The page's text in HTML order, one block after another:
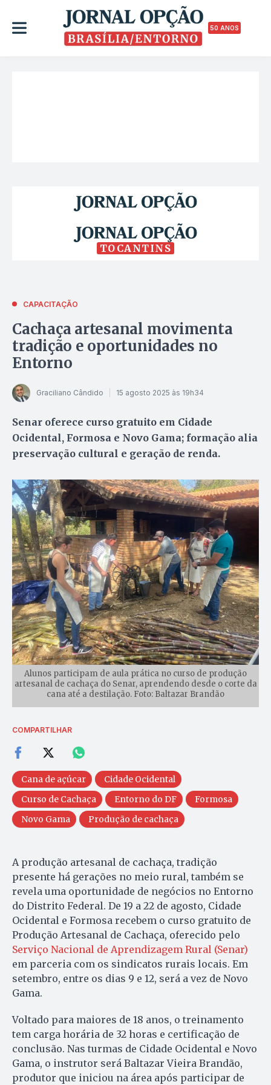
50 ANOS
TOCANTINS
CAPACITAÇÃO
Cachaça artesanal movimenta
tradição e oportunidades no
Entorno
Graciliano Cândido 15 agosto 2025 às 19h34
Senar oferece curso gratuito em Cidade
Ocidental, Formosa e Novo Gama; formação alia
preservação cultural e geração de renda.
Alunos participam de aula prática no curso de produção
artesanal de cachaça do Senar, aprendendo desde o corte da
cana até a destilação. Foto: Baltazar Brandão
COMPARTILHAR
Cana de açúcar
Cidade Ocidental
Curso de Cachaça
Entorno do DF
Formosa
Novo Gama
Produção de cachaça
A produção artesanal de cachaça, tradição
presente há gerações no meio rural, também se
revela uma oportunidade de negócios no Entorno
do Distrito Federal. De 19 a 22 de agosto, Cidade
Ocidental e Formosa recebem o curso gratuito de
Produção Artesanal de Cachaça, oferecido pelo
Serviço Nacional de Aprendizagem Rural (Senar)
em parceria com os sindicatos rurais locais. Em
setembro, entre os dias 9 e 12, será a vez de Novo
Gama.
Voltado para maiores de 18 anos, o treinamento
tem carga horária de 32 horas e certificação de
conclusão. Nas turmas de Cidade Ocidental e Novo
Gama, o instrutor será Baltazar Vieira Brandão,
produtor que iniciou na área após participar de